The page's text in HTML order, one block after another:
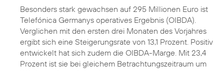
Besonders stark gewachsen auf 295 Millionen Euro ist
Telefónica Germanys operatives Ergebnis (OIBDA).
Verglichen mit den ersten drei Monaten des Vorjahres
ergibt sich eine Steigerungsrate von 13,1 Prozent. Positiv
entwickelt hat sich zudem die OIBDA-Marge. Mit 23,4
Prozent ist sie bei gleichem Betrachtungszeitraum um